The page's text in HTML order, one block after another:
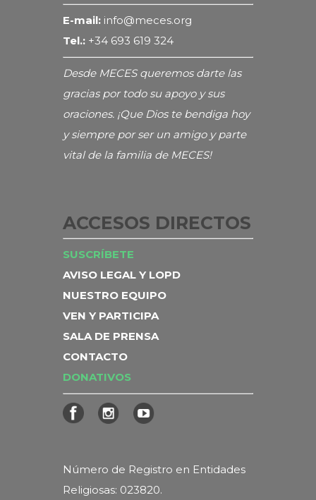
E-mail: info@meces.org
Tel.: +34 693 619 324
Desde MECES queremos darte las
gracias por todo su apoyo y sus
oraciones. ¡Que Dios te bendiga hoy
y siempre por ser un amigo y parte
vital de la familia de MECES!
ACCESOS DIRECTOS
SUSCRÍBETE
AVISO LEGAL Y LOPD
NUESTRO EQUIPO
VEN Y PARTICIPA
SALA DE PRENSA
CONTACTO
DONATIVOS
Número de Registro en Entidades
Religiosas: 023820.